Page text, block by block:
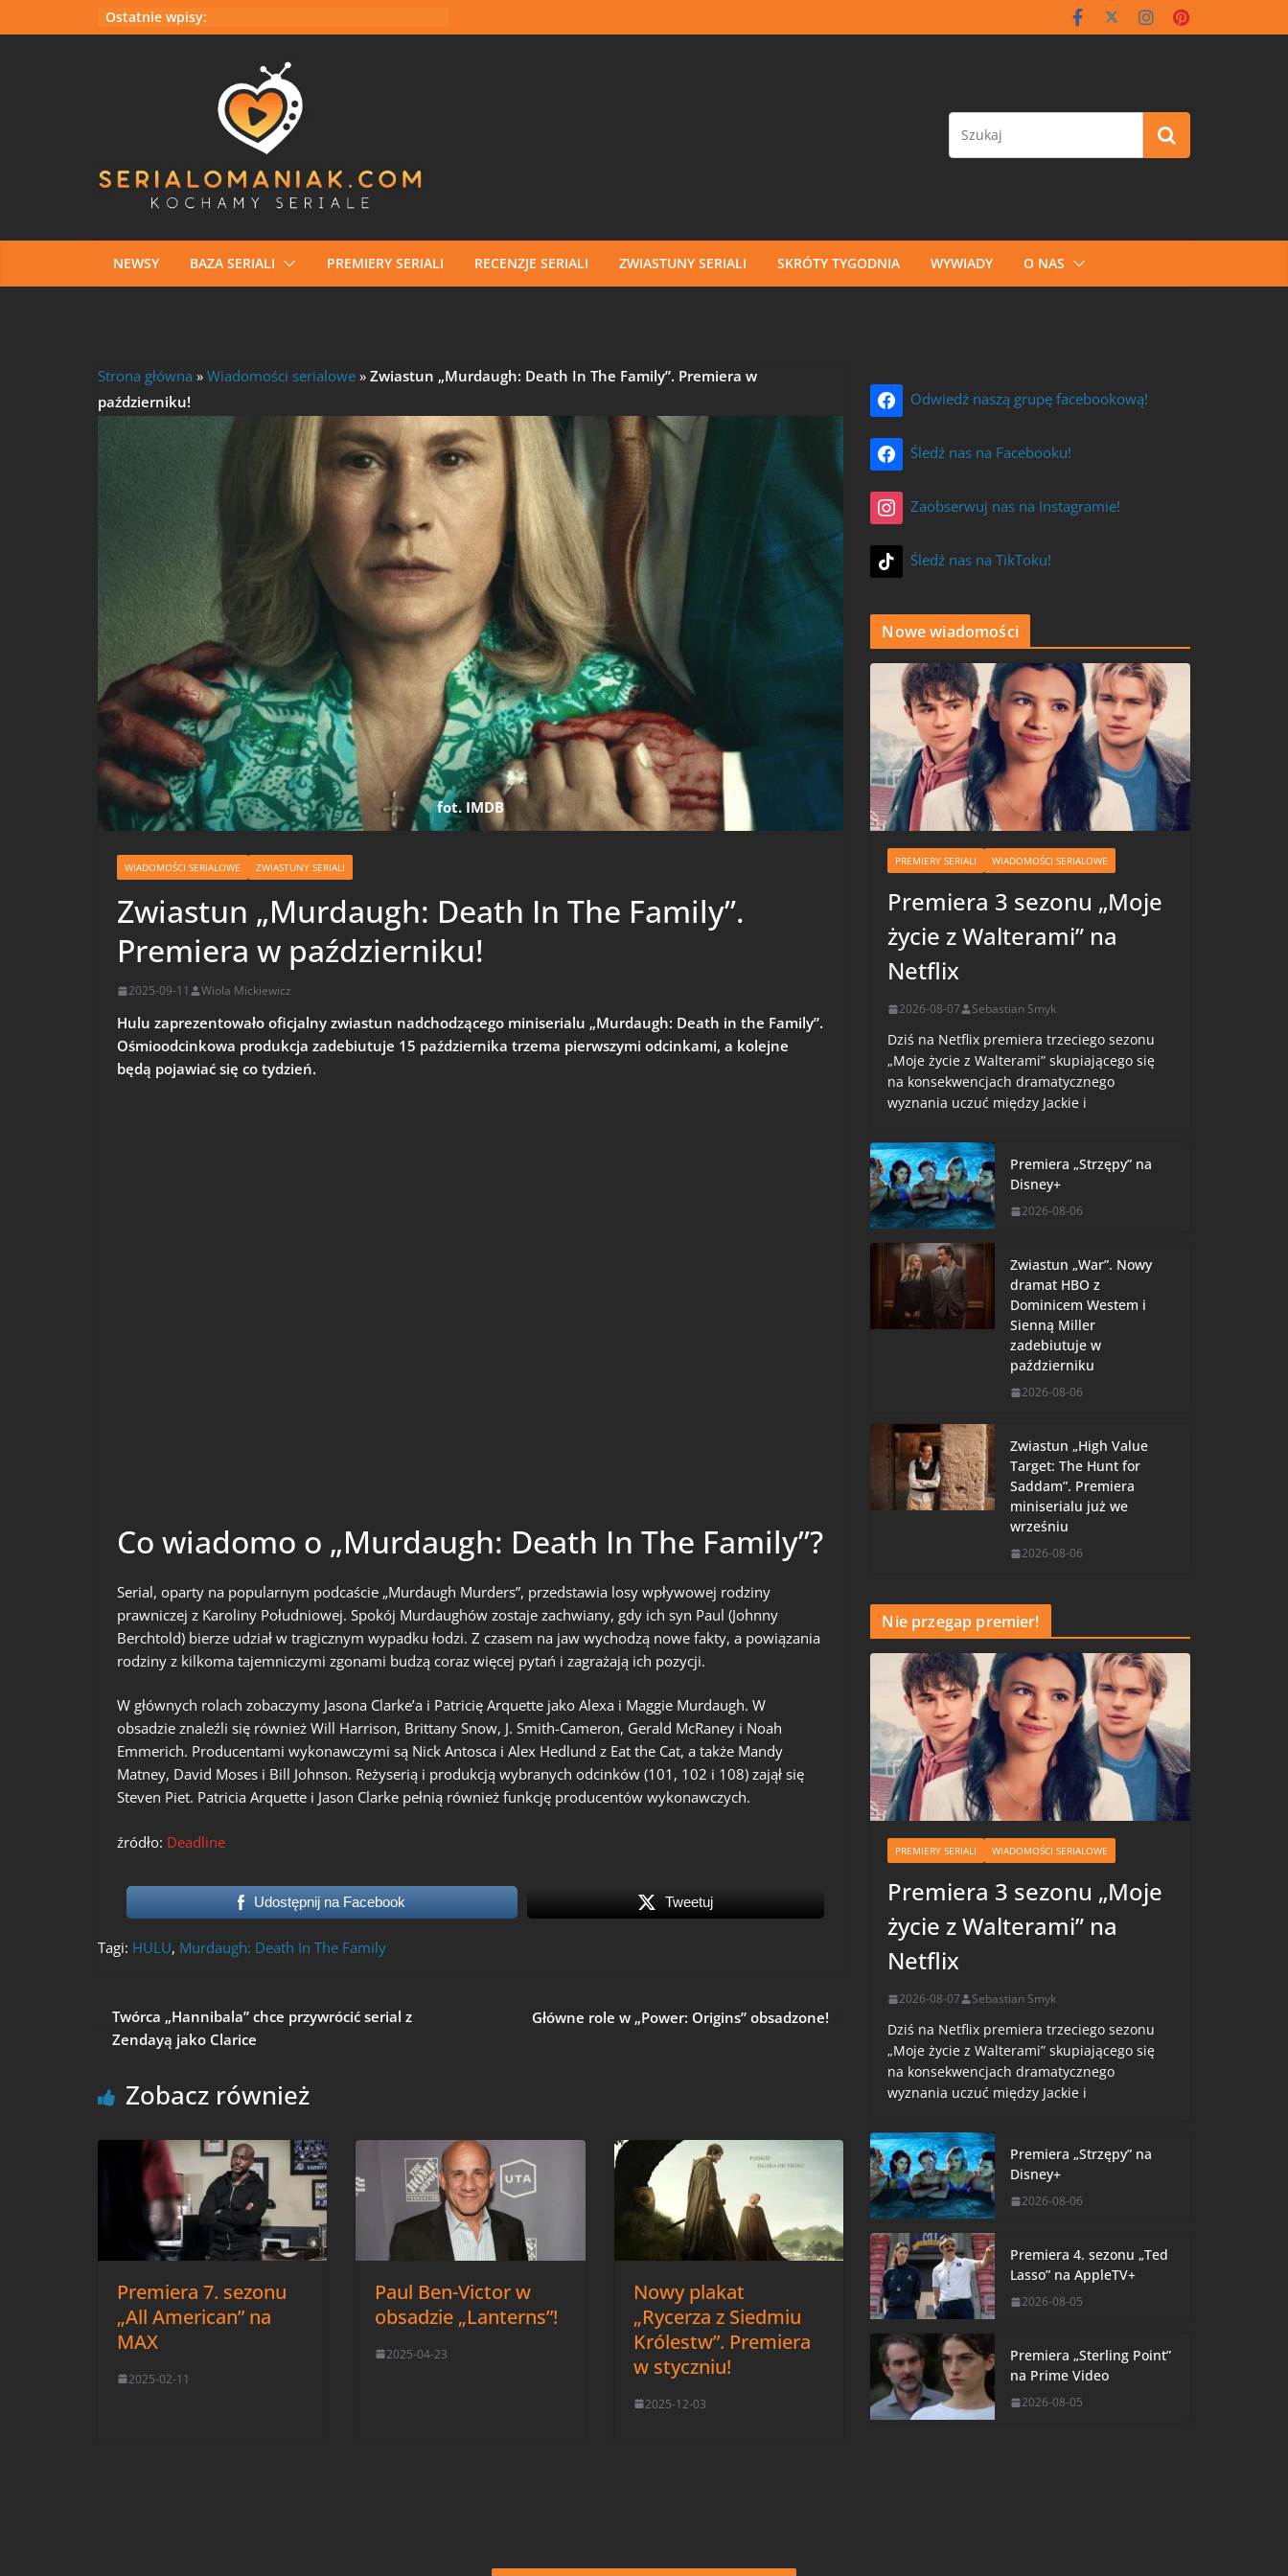
do
Ostatnie wpisy:
NEWSY BAZA SERIALI PREMIERY SERIALI RECENZJE SERIALI ZWIASTUNY SERIALI SKRÓTY TYGODNIA WYWIADY O NAS
Strona główna » Wiadomości serialowe » Zwiastun „Murdaugh: Death In The Family”. Premiera w
październiku!
fot. IMDB
WIADOMOŚCI SERIALOWE ZWIASTUNY SERIALI
Zwiastun „Murdaugh: Death In The Family”.
Premiera w październiku!
2025-09-11 Wiola Mickiewicz
Hulu zaprezentowało oficjalny zwiastun nadchodzącego miniserialu „Murdaugh: Death in the Family”.
Ośmioodcinkowa produkcja zadebiutuje 15 października trzema pierwszymi odcinkami, a kolejne
będą pojawiać się co tydzień.
Co wiadomo o „Murdaugh: Death In The Family”?
Serial, oparty na popularnym podcaście „Murdaugh Murders”, przedstawia losy wpływowej rodziny
prawniczej z Karoliny Południowej. Spokój Murdaughów zostaje zachwiany, gdy ich syn Paul (Johnny
Berchtold) bierze udział w tragicznym wypadku łodzi. Z czasem na jaw wychodzą nowe fakty, a powiązania
rodziny z kilkoma tajemniczymi zgonami budzą coraz więcej pytań i zagrażają ich pozycji.
W głównych rolach zobaczymy Jasona Clarke’a i Patricię Arquette jako Alexa i Maggie Murdaugh. W
obsadzie znaleźli się również Will Harrison, Brittany Snow, J. Smith-Cameron, Gerald McRaney i Noah
Emmerich. Producentami wykonawczymi są Nick Antosca i Alex Hedlund z Eat the Cat, a także Mandy
Matney, David Moses i Bill Johnson. Reżyserią i produkcją wybranych odcinków (101, 102 i 108) zajął się
Steven Piet. Patricia Arquette i Jason Clarke pełnią również funkcję producentów wykonawczych.
źródło: Deadline
Udostępnij na Facebook Tweetuj
Tagi: HULU, Murdaugh: Death In The Family
Twórca „Hannibala” chce przywrócić serial z
Zendayą jako Clarice
Główne role w „Power: Origins” obsadzone!
Zobacz również
Premiera 7. sezonu
„All American” na
MAX
2025-02-11
Paul Ben-Victor w
obsadzie „Lanterns”!
2025-04-23
Nowy plakat
„Rycerza z Siedmiu
Królestw”. Premiera
w styczniu!
2025-12-03
Odwiedź naszą grupę facebookową!
Śledź nas na Facebooku!
Zaobserwuj nas na Instagramie!
Śledź nas na TikToku!
Nowe wiadomości
PREMIERY SERIALI WIADOMOŚCI SERIALOWE
Premiera 3 sezonu „Moje
życie z Walterami” na
Netflix
2026-08-07 Sebastian Smyk
Dziś na Netflix premiera trzeciego sezonu
„Moje życie z Walterami” skupiającego się
na konsekwencjach dramatycznego
wyznania uczuć między Jackie i
Premiera „Strzępy” na
Disney+
2026-08-06
Zwiastun „War”. Nowy
dramat HBO z
Dominicem Westem i
Sienną Miller
zadebiutuje w
październiku
2026-08-06
Zwiastun „High Value
Target: The Hunt for
Saddam”. Premiera
miniserialu już we
wrześniu
2026-08-06
Nie przegap premier!
PREMIERY SERIALI WIADOMOŚCI SERIALOWE
Premiera 3 sezonu „Moje
życie z Walterami” na
Netflix
2026-08-07 Sebastian Smyk
Dziś na Netflix premiera trzeciego sezonu
„Moje życie z Walterami” skupiającego się
na konsekwencjach dramatycznego
wyznania uczuć między Jackie i
Premiera „Strzępy” na
Disney+
2026-08-06
Premiera 4. sezonu „Ted
Lasso” na AppleTV+
2026-08-05
Premiera „Sterling Point”
na Prime Video
2026-08-05